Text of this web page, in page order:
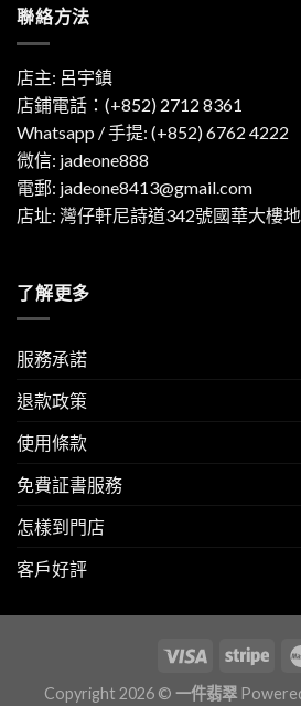
聯絡方法
店主: 呂宇鎮
店鋪電話：(+852) 2712 8361
Whatsapp / 手提: (+852) 6762 4222
微信: jadeone888
電郵: jadeone8413@gmail.com
店址: 灣仔軒尼詩道342號國華大樓
了解更多
服務承諾
退款政策
使用條款
免費証書服務
怎樣到門店
客戶好評
Copyright 2026 © 一件翡翠